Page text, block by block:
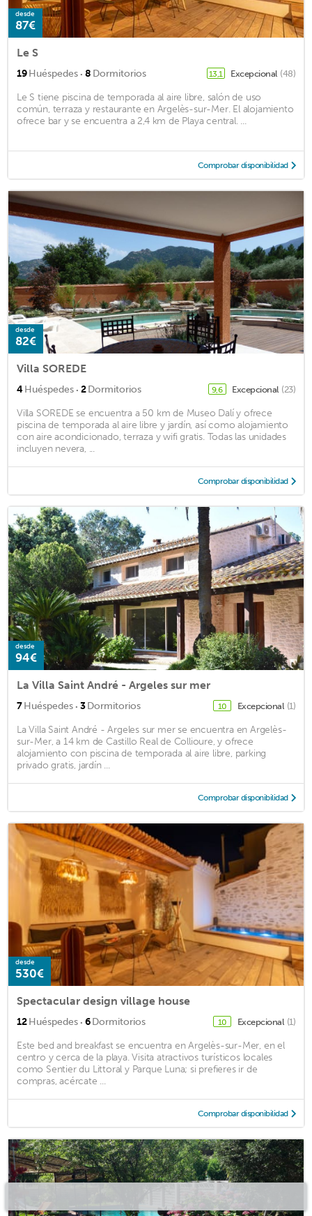
desde
87€
Le S
19Huéspedes · 8 Dormitorios 13,1 Excepcional (48)
Le S tiene piscina de temporada al aire libre, salón de uso
común, terraza y restaurante en Argelès-sur-Mer. El alojamiento
ofrece bar y se encuentra a 2,4 km de Playa central. ...
Comprobar disponibilidad
desde
82€
Villa SOREDE
4Huéspedes · 2Dormitorios 9,6 Excepcional (23)
Villa SOREDE se encuentra a 50 km de Museo Dalí y ofrece
piscina de temporada al aire libre y jardín, así como alojamiento
con aire acondicionado, terraza y wifi gratis. Todas las unidades
incluyen nevera, ...
Comprobar disponibilidad
desde
94€
La Villa Saint André - Argeles sur mer
7Huéspedes · 3Dormitorios 10 Excepcional (1)
La Villa Saint André - Argeles sur mer se encuentra en Argelès-
sur-Mer, a 14 km de Castillo Real de Collioure, y ofrece
alojamiento con piscina de temporada al aire libre, parking
privado gratis, jardín ...
Comprobar disponibilidad
desde
530€
Spectacular design village house
12Huéspedes · 6Dormitorios 10 Excepcional (1)
Este bed and breakfast se encuentra en Argelès-sur-Mer, en el
centro y cerca de la playa. Visita atractivos turísticos locales
como Sentier du Littoral y Parque Luna; si prefieres ir de
compras, acércate ...
Comprobar disponibilidad